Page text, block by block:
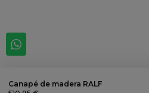
Canapé de madera RALF